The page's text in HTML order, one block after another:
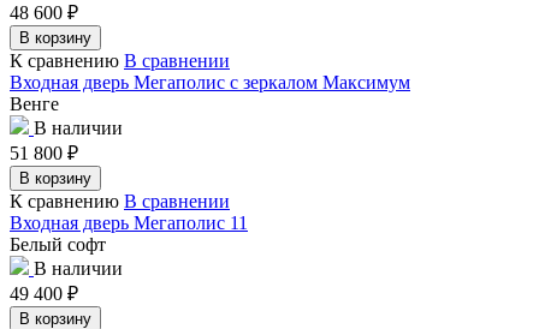
48 600 ₽
В корзину
К сравнению В сравнении
Входная дверь Мегаполис с зеркалом Максимум
Венге
В наличии
51 800 ₽
В корзину
К сравнению В сравнении
Входная дверь Мегаполис 11
Белый софт
В наличии
49 400 ₽
В корзину